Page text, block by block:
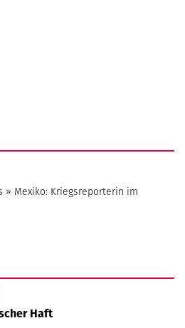
» Mexiko: Kriegsreporterin im
Haft